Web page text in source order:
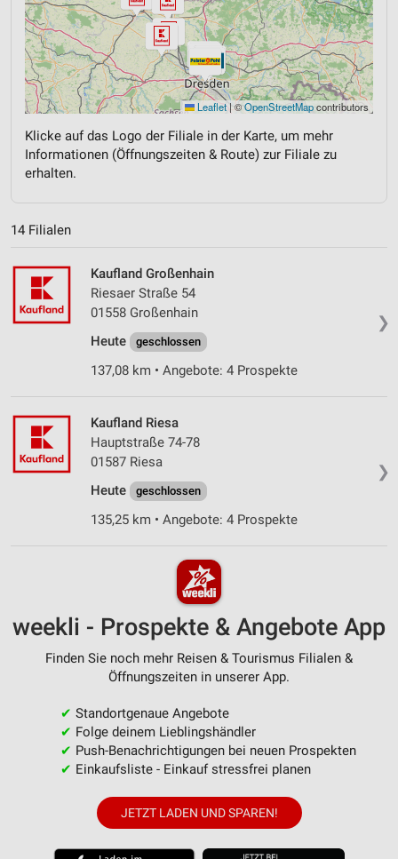
Leaflet | ©OpenStreetMapcontributors
Klicke auf das Logo der Filiale in der Karte, um mehr
Informationen (Öffnungszeiten & Route) zur Filiale zu
erhalten.
14 Filialen
❯
Kaufland Großenhain
Riesaer Straße 54
01558 Großenhain
Heute
geschlossen
137,08 km • Angebote: 4 Prospekte
❯
Kaufland Riesa
Hauptstraße 74-78
01587 Riesa
Heute
geschlossen
135,25 km • Angebote: 4 Prospekte
weekli - Prospekte & Angebote App
Finden Sie noch mehr Reisen & Tourismus Filialen &
Öffnungszeiten in unserer App.
✔ Standortgenaue Angebote
✔ Folge deinem Lieblingshändler
✔ Push-Benachrichtigungen bei neuen Prospekten
✔ Einkaufsliste - Einkauf stressfrei planen
JETZT LADEN UND SPAREN!